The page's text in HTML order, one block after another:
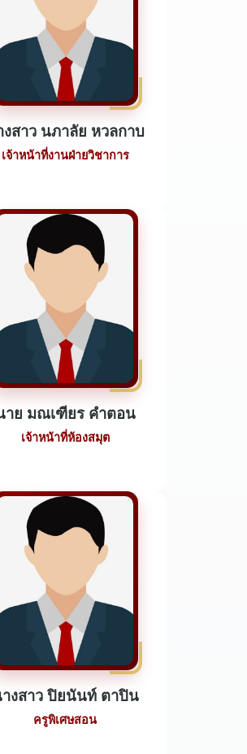
งสาว นภาลัย หวลกาบ
เจ้าหน้าที่งานฝ่ายวิชาการ
าย มณเฑียร คำตอน
เจ้าหน้าที่ห้องสมุต
งสาว ปิยนันท์ ตาปิน
ครูพิเศษสอน